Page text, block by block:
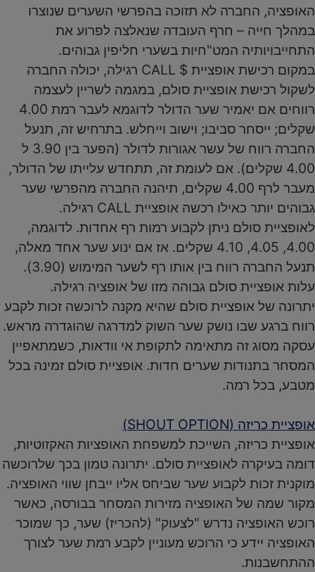
האופציה, החברה לא תזוכה בהפרשי השערים שנוצרו
במהלך חייה – חרף העובדה שנאלצה לפרוע את
התחייבויותיה המט"חיות בשערי חליפין גבוהים.
במקום רכישת אופציית $ CALL רגילה, יכולה החברה
לשקול רכישת אופציית סולם, במגמה לשריין לעצמה
רווחים אם יאמיר שער הדולר לדוגמא לעבר רמת 4.00
שקלים; ייסחר סביבו; וישוב וייחלש. בתרחיש זה, תנעל
החברה רווח של עשר אגורות לדולר (הפער בין 3.90 ל
4.00 שקלים). אם לעומת זה, תתחדש עלייתו של הדולר,
מעבר לרף 4.00 שקלים, תיהנה החברה מהפרשי שער
גבוהים יותר כאילו רכשה אופציית CALL רגילה.
לאופציית סולם ניתן לקבוע רמות רף אחדות. לדוגמה,
4.00, 4.05, 4.10 שקלים. אז אם ינוע שער אחד מאלה,
תנעל החברה רווח בין אותו רף לשער המימוש (3.90).
עלות אופציית סולם גבוהה מזו של אופציה רגילה.
יתרונה של אופציית סולם שהיא מקנה לרוכשה זכות לקבע
רווח ברגע שבו נושק שער השוק למדרגה שהוגדרה מראש.
עסקה מסוג זה מתאימה לתקופת אי וודאות, כשמתאפיין
המסחר בתנודות שערים חדות. אופציית סולם זמינה בכל
מטבע, בכל רמה.
אופציית כריזה (SHOUT OPTION)
אופציית כריזה, השייכת למשפחת האופציות האקזוטיות,
דומה בעיקרה לאופציית סולם. יתרונה טמון בכך שלרוכשה
מוקנית זכות לקבוע שער שביחס אליו ייבחן שווי האופציה.
מקור שמה של האופציה מזירות המסחר בבורסה, כאשר
רוכש האופציה נדרש "לצעוק" (להכריז) שער, כך שמוכר
האופציה יידע כי הרוכש מעוניין לקבע רמת שער לצורך
ההתחשבנות.